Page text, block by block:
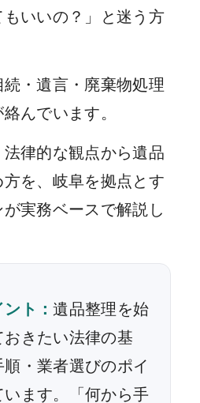
もいいの？」と迷う方
・遺言・廃棄物処理
んでいます。
律的な観点から遺品
を、岐阜を拠点とす
実務ベースで解説し
ント：遺品整理を始
きたい法律の基
・業者選びのポイ
ます。「何から手